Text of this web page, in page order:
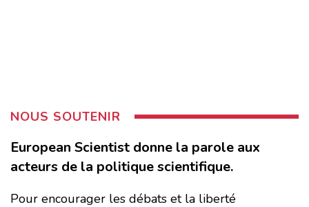
NOUS SOUTENIR
European Scientist donne la parole aux
acteurs de la politique scientifique.
Pour encourager les débats et la liberté